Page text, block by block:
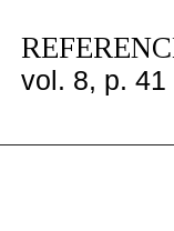
vol. 8, p. 41